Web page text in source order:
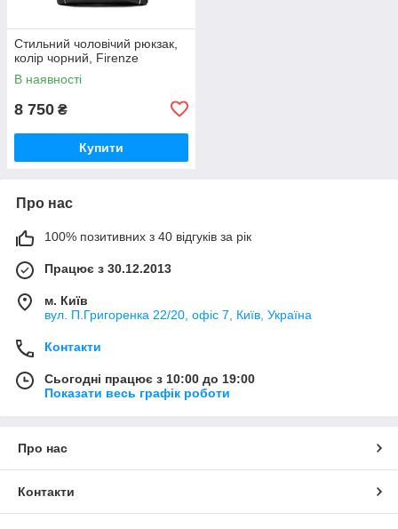
Стильний чоловічий рюкзак,
колір чорний, Firenze
В наявності
8 750 ₴
Купити
Про нас
100% позитивних з 40 відгуків за рік
Працює з 30.12.2013
м. Київ
вул. П.Григоренка 22/20, офіс 7, Київ, Україна
Контакти
Сьогодні працює з 10:00 до 19:00
Показати весь графік роботи
Про нас
Контакти